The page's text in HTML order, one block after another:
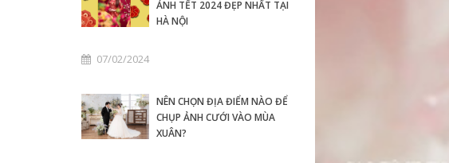
ẢNH TẾT 2024 ĐẸP NHẤT TẠI
HÀ NỘI
07/02/2024
NÊN CHỌN ĐỊA ĐIỂM NÀO ĐỂ
CHỤP ẢNH CƯỚI VÀO MÙA
XUÂN?